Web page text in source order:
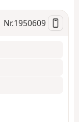
Nr.1950609